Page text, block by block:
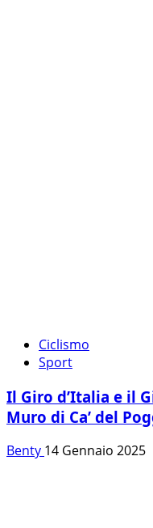
Ciclismo
Sport
Il Giro d’Italia e il
Muro di Ca’ del
Benty 14 Gennaio 2025